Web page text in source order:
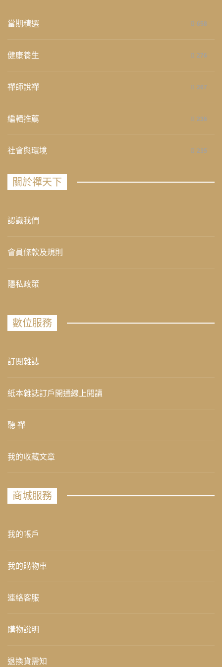
當期精選 658
健康養生 276
禪師說禪 267
編輯推薦 236
社會與環境 235
關於禪天下
認識我們
會員條款及規則
隱私政策
數位服務
訂閱雜誌
紙本雜誌訂戶開通線上閱讀
聽 禪
我的收藏文章
商城服務
我的帳戶
我的購物車
連絡客服
購物說明
退換貨需知